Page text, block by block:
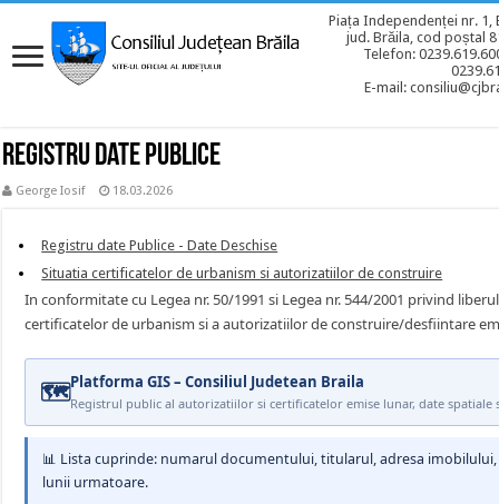
Piața Independenței nr. 1,
jud. Brăila, cod poștal
Telefon:
E-mail:
Registru date Publice
George Iosif 18.03.2026
Registru date Publice - Date Deschise
Situatia certificatelor de urbanism si autorizatiilor de construire
In conformitate cu Legea nr. 50/1991 si Legea nr. 544/2001 privind
certificatelor de urbanism si a autorizatiilor de construire/desfiintare
🗺Platforma GIS – Consiliul Judetean Braila
Registrul public al autorizatiilor si certificatelor emise lunar, date spatiale
📊 Lista cuprinde: numarul documentului, titularul, adresa
lunii urmatoare.